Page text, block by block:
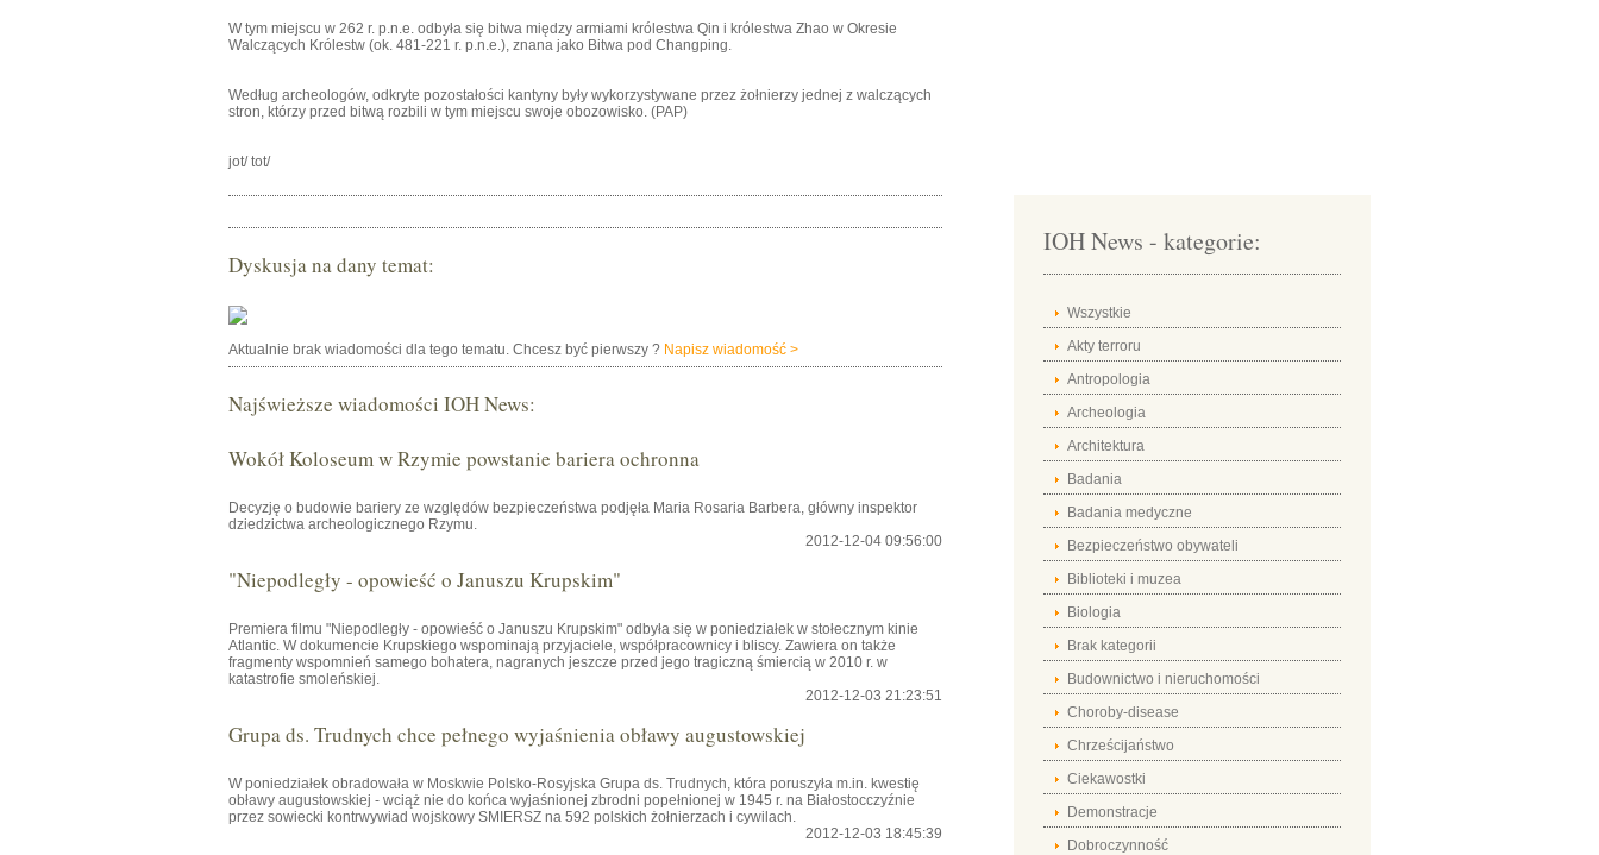
W tym miejscu w 262 r. p.n.e. odbyła się bitwa między armiami królestwa Qin i królestwa Zhao w Okresie
Walczących Królestw (ok. 481-221 r. p.n.e.), znana jako Bitwa pod Changping.
Według archeologów, odkryte pozostałości kantyny były wykorzystywane przez żołnierzy jednej z walczących
stron, którzy przed bitwą rozbili w tym miejscu swoje obozowisko. (PAP)
jot/ tot/
Dyskusja na dany temat:
Aktualnie brak wiadomości dla tego tematu. Chcesz być pierwszy ? Napisz wiadomość >
Najświeższe wiadomości IOH News:
Wokół Koloseum w Rzymie powstanie bariera ochronna
Decyzję o budowie bariery ze względów bezpieczeństwa podjęła Maria Rosaria Barbera, główny inspektor
dziedzictwa archeologicznego Rzymu.
2012-12-04 09:56:00
"Niepodległy - opowieść o Januszu Krupskim"
Premiera filmu "Niepodległy - opowieść o Januszu Krupskim" odbyła się w poniedziałek w stołecznym kinie
Atlantic. W dokumencie Krupskiego wspominają przyjaciele, współpracownicy i bliscy. Zawiera on także
fragmenty wspomnień samego bohatera, nagranych jeszcze przed jego tragiczną śmiercią w 2010 r. w
katastrofie smoleńskiej.
2012-12-03 21:23:51
Grupa ds. Trudnych chce pełnego wyjaśnienia obławy augustowskiej
W poniedziałek obradowała w Moskwie Polsko-Rosyjska Grupa ds. Trudnych, która poruszyła m.in. kwestię
obławy augustowskiej - wciąż nie do końca wyjaśnionej zbrodni popełnionej w 1945 r. na Białostocczyźnie
przez sowiecki kontrwywiad wojskowy SMIERSZ na 592 polskich żołnierzach i cywilach.
2012-12-03 18:45:39
IOH News - kategorie:
Wszystkie
Akty terroru
Antropologia
Archeologia
Architektura
Badania
Badania medyczne
Bezpieczeństwo obywateli
Biblioteki i muzea
Biologia
Brak kategorii
Budownictwo i nieruchomości
Choroby-disease
Chrześcijaństwo
Ciekawostki
Demonstracje
Dobroczynność